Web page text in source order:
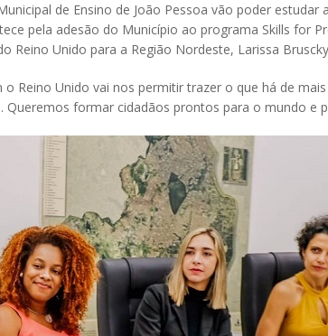
de Ensino de João Pessoa vão poder
pela adesão do Município ao programa Skills for
Reino Unido para a Região Nordeste, Larissa
o Reino Unido vai nos permitir trazer o que há de
formar cidadãos prontos para o mundo e